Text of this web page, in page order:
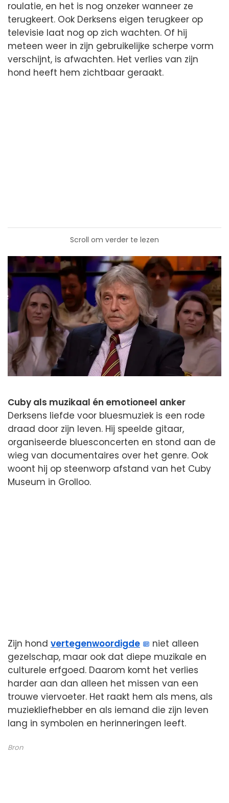
roulatie, en het is nog onzeker wanneer ze
terugkeert. Ook Derksens eigen terugkeer op
televisie laat nog op zich wachten. Of hij
meteen weer in zijn gebruikelijke scherpe vorm
verschijnt, is afwachten. Het verlies van zijn
hond heeft hem zichtbaar geraakt.
Scroll om verder te lezen
Cuby als muzikaal én emotioneel anker
Derksens liefde voor bluesmuziek is een rode
draad door zijn leven. Hij speelde gitaar,
organiseerde bluesconcerten en stond aan de
wieg van documentaires over het genre. Ook
woont hij op steenworp afstand van het Cuby
Museum in Grolloo.
Zijn hond vertegenwoordigde
niet alleen
gezelschap, maar ook dat diepe muzikale en
culturele erfgoed. Daarom komt het verlies
harder aan dan alleen het missen van een
trouwe viervoeter. Het raakt hem als mens, als
muziekliefhebber en als iemand die zijn leven
lang in symbolen en herinneringen leeft.
Bron